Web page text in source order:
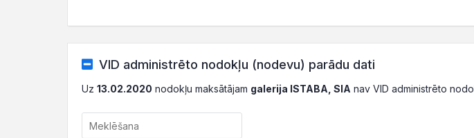
VID administrēto nodokļu (nodevu) parādu dati
Uz 13.02.2020 nodokļu maksātājam galerija ISTABA, SIA nav VID administrēto